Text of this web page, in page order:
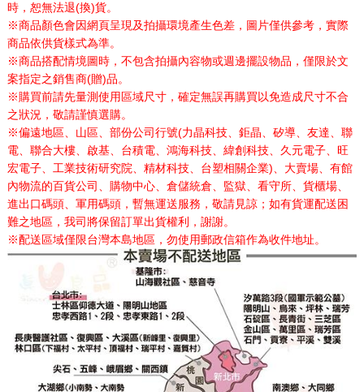
時，恕無法退(換)貨。
※商品顏色會因網頁呈現及拍攝環境產生色差，圖片僅供參考，實際
商品依供貨樣式為準。
※商品搭配情境圖時，不包含拍攝內容物或週邊擺設物品，僅限於文
案指定之銷售商(贈)品。
※購買前請先量測使用區域尺寸，確定無誤再購買以免造成尺寸不合
之狀況，敬請謹慎選購。
※偏遠地區、山區、部份公司行號(力晶科技、鉅晶、矽導、友達、聯
電、聯合大樓、啟基、台積電、鴻海科技、緯創科技、久元電子、旺
宏電子、工業技術研究院、精材科技、台塑相關企業)、大賣場、有館
內物流的百貨公司、購物中心、倉儲統倉、監獄、看守所、貨櫃場、
進出口碼頭、軍用碼頭，暫無運送服務，敬請見諒；如有貨運配送困
難之地區，我司將保留訂單出貨權利，謝謝。
※配送區域僅限台灣本島地區，勿使用郵政信箱作為收件地址。